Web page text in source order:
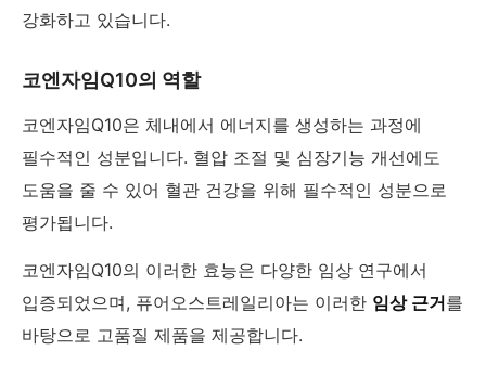
강화하고 있습니다.
코엔자임Q10의 역할
코엔자임Q10은 체내에서 에너지를 생성하는 과정에
필수적인 성분입니다. 혈압 조절 및 심장기능 개선에도
도움을 줄 수 있어 혈관 건강을 위해 필수적인 성분으로
평가됩니다.
코엔자임Q10의 이러한 효능은 다양한 임상 연구에서
입증되었으며, 퓨어오스트레일리아는 이러한 임상 근거를
바탕으로 고품질 제품을 제공합니다.